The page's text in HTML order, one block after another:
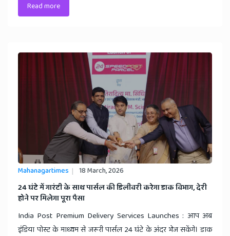
Read more
Mahanagartimes 18 March, 2026
​24 घंटे में गारंटी के साथ पार्सल की डिलीवरी करेगा डाक विभाग, देरी
होने पर मिलेगा पूरा पैसा
India Post Premium Delivery Services Launches : आप अब
इंडिया पोस्ट के माध्यम से जरूरी पार्सल 24 घंटे के अंदर भेज सकेंगे। डाक